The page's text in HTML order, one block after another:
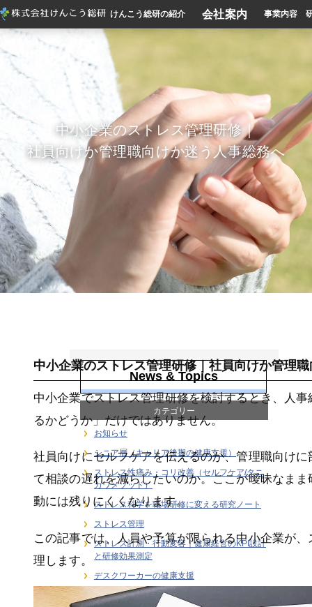
けんこう総研の紹介 会社案内 事業内容
中小企業のストレス管理研修｜
社員向けか管理職向けか迷う人事総務へ
中小企業のストレス管理研修｜社員向けか管理
中小企業でストレス管理研修を検討するとき、人
るかどうか」だけではありません。
社員向けにセルフケアを伝えるのか、管理職向け
て相談の遅れを減らしたいのか。ここが曖昧なま
動には残りにくくなります。
この記事では、人員や予算が限られる中小企業が
理します。
News & Topics
カテゴリー
お知らせ
シニア層（キャリア後期の健康支援）
ストレス性痛み・コリ改善（セルフケア/タニ
カワメソッド）
ストレス科学を職場研修に変える研究ノート
ストレス管理
ストレス計測・行動変容｜健康経営のKPI設計
と研修効果測定
デスクワーカーの健康支援
メディア